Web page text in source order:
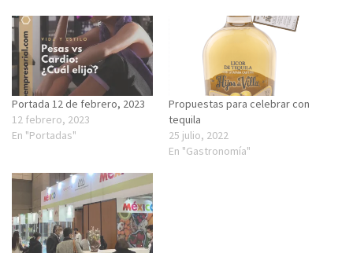
Portada 12 de febrero, 2023
12 febrero, 2023
En "Portadas"
Propuestas para celebrar con
tequila
25 julio, 2022
En "Gastronomía"